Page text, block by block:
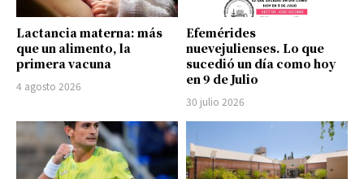
Lactancia materna: más
que un alimento, la
primera vacuna
4 agosto 2026
Efemérides
nuevejulienses. Lo que
sucedió un día como hoy
en 9 de Julio
30 julio 2026